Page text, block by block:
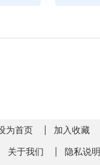
为首页 加入收藏
关于我们 隐私说明